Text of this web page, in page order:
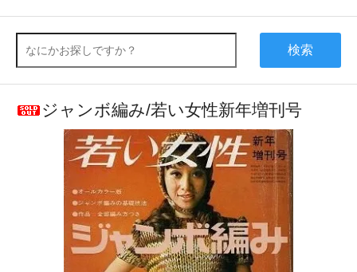
検索
ジャンボ編み/若い女性新年増刊号